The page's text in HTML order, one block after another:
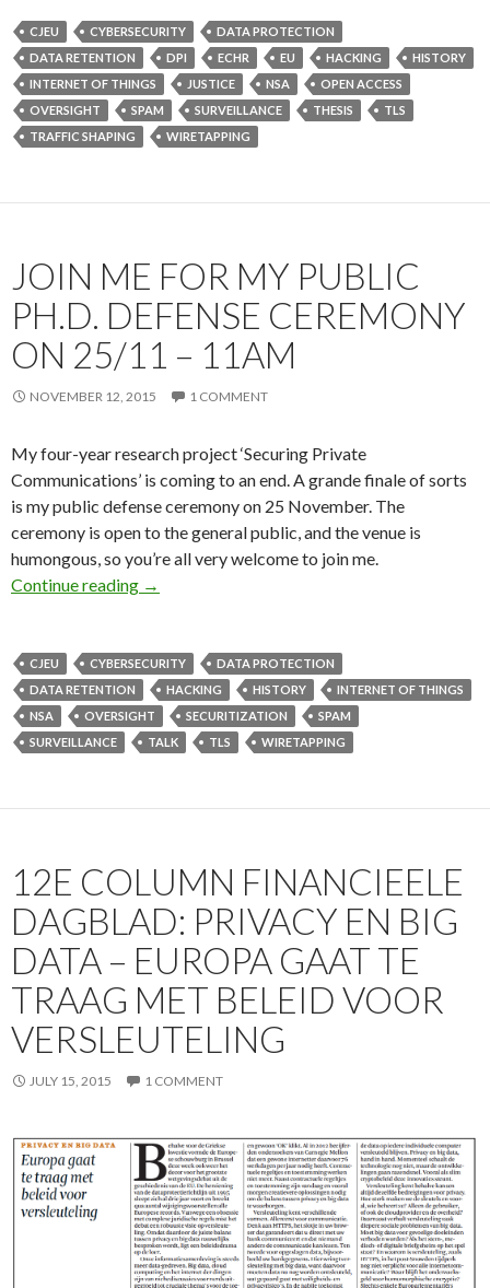
CJEU CYBERSECURITY
DATA PROTECTION
DATA RETENTION
DPI ECHR EU HACKING
HISTORY
INTERNET OF THINGS
JUSTICE NSA
OPEN ACCESS
OVERSIGHT
SPAM SURVEILLANCE THESIS
TLS
TRAFFIC SHAPING
WIRETAPPING
JOIN ME FOR MY PUBLIC
PH.D. DEFENSE CEREMONY
ON 25/11 – 11AM
NOVEMBER 12, 2015 1 COMMENT
My four-year research project ‘Securing Private
Communications’ is coming to an end. A grande finale of sorts
is my public defense ceremony on 25 November. The
ceremony is open to the general public, and the venue is
humongous, so you’re all very welcome to join me.
Continue reading Join me for my public Ph.D. defense
→
CJEU CYBERSECURITY
DATA PROTECTION
DATA RETENTION
HACKING HISTORY
INTERNET OF THINGS
NSA
OVERSIGHT SECURITIZATION
SPAM
SURVEILLANCE
TALK TLS WIRETAPPING
12E COLUMN FINANCIEELE
DAGBLAD: PRIVACY EN BIG
DATA – EUROPA GAAT TE
TRAAG MET BELEID VOOR
VERSLEUTELING
JULY 15, 2015 1 COMMENT